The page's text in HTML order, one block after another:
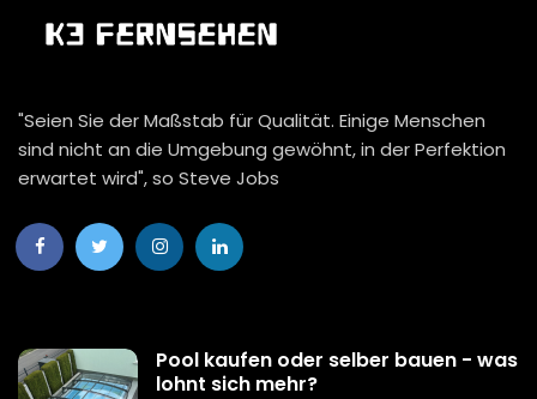
"Seien Sie der Maßstab für Qualität. Einige Menschen
sind nicht an die Umgebung gewöhnt, in der Perfektion
erwartet wird", so Steve Jobs
Pool kaufen oder selber bauen - was
lohnt sich mehr?